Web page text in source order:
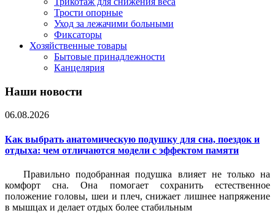
Трости опорные
Уход за лежачими больными
Фиксаторы
Хозяйственные товары
Бытовые принадлежности
Канцелярия
Наши новости
06.08.2026
Как выбрать анатомическую подушку для сна, поездок и
отдыха: чем отличаются модели с эффектом памяти
Правильно подобранная подушка влияет не только на
комфорт сна. Она помогает сохранить естественное
положение головы, шеи и плеч, снижает лишнее напряжение
в мышцах и делает отдых более стабильным